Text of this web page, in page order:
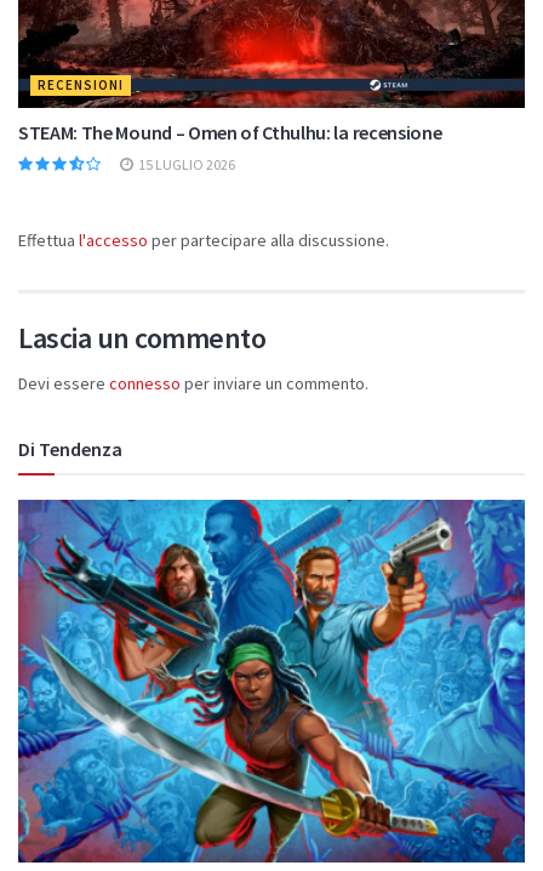
RECENSIONI
STEAM: The Mound – Omen of Cthulhu: la recensione
15 LUGLIO 2026
Effettua l'accesso per partecipare alla discussione.
Lascia un commento
Devi essere connesso per inviare un commento.
Di Tendenza